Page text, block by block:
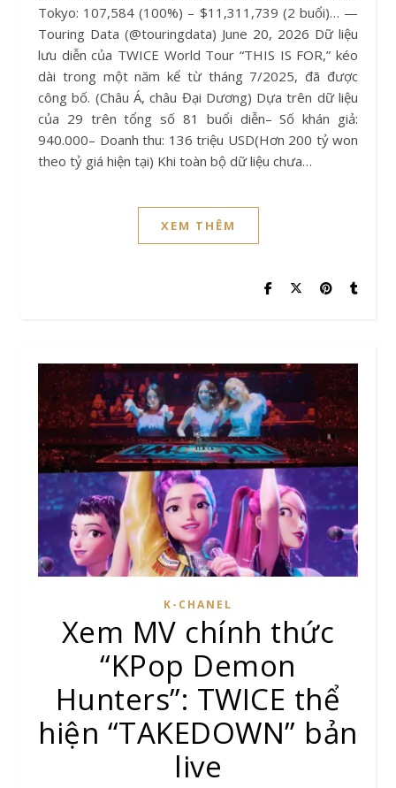
Tokyo: 107,584 (100%) – $11,311,739 (2 buổi)… —
Touring Data (@touringdata) June 20, 2026 Dữ liệu
lưu diễn của TWICE World Tour “THIS IS FOR,” kéo
dài trong một năm kể từ tháng 7/2025, đã được
công bố. (Châu Á, châu Đại Dương) Dựa trên dữ liệu
của 29 trên tổng số 81 buổi diễn– Số khán giả:
940.000– Doanh thu: 136 triệu USD(Hơn 200 tỷ won
theo tỷ giá hiện tại) Khi toàn bộ dữ liệu chưa…
XEM THÊM
K-CHANEL
Xem MV chính thức
“KPop Demon
Hunters”: TWICE thể
hiện “TAKEDOWN” bản
live